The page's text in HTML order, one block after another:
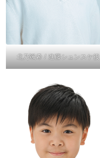
北乃颯希 / 進藤シュンスケ役